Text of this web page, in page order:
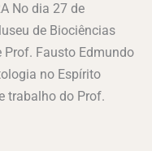
No dia 27 de
de Biociências
Prof. Fausto Edmundo
no Espírito
trabalho do Prof.